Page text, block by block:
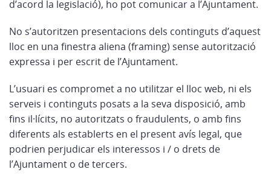
d’acord la legislació), ho pot comunicar a l’Ajuntament.
No s’autoritzen presentacions dels continguts d’aquest
lloc en una finestra aliena (framing) sense autorització
expressa i per escrit de l’Ajuntament.
L’usuari es compromet a no utilitzar el lloc web, ni els
serveis i continguts posats a la seva disposició, amb
fins il·lícits, no autoritzats o fraudulents, o amb fins
diferents als establerts en el present avís legal, que
podrien perjudicar els interessos i / o drets de
l’Ajuntament o de tercers.